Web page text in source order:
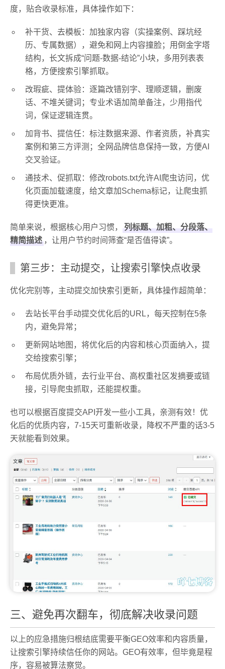
度，贴合收录标准，具体操作如下：
补干货、去模板：加独家内容（实操案例、踩坑经
历、专属数据），避免和网上内容撞脸；用倒金字塔
结构，长文拆成“问题-数据-结论”小块，多用列表表
格，方便搜索引擎抓取。
改瑕疵、提体验：逐篇改错别字、理顺逻辑，删废
话、不堆关键词；专业术语加简单备注，少用指代
词，保证逻辑连贯。
加背书、提信任：标注数据来源、作者资质，补真实
案例和第三方评测；全网品牌信息保持一致，方便AI
交叉验证。
通技术、促抓取：修改robots.txt允许AI爬虫访问，优
化页面加载速度，给文章加Schema标记，让爬虫抓
得更快更准。
简单来说，根据核心用户习惯，
列标题、加粗、分段落、
精简描述 ，让用户节约时间筛查“是否值得读”。
第三步：主动提交，让搜索引擎快点收录
优化完别等，主动提交加快索引更新，具体操作超简单：
去站长平台手动提交优化后的URL，每天控制在5条
内，避免异常；
更新网站地图，将优化后的内容和核心页面纳入，提
交给搜索引擎；
布局优质外链，去行业平台、高权重社区发摘要或链
接，引导爬虫抓取，还能提权重。
也可以根据百度提交API开发一些小工具，亲测有效！优
化后的优质内容，7-15天可重新收录，降权不严重的话3-5
天就能看到效果。
三、避免再次翻车，彻底解决收录问题
以上的应急措施归根结底需要平衡GEO效率和内容质量，
让搜索引擎持续信任你的网站。GEO有效率，但毕竟是程
序，容易被算法察觉。